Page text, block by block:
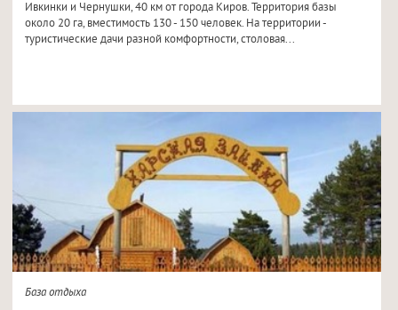
Ивкинки и Чернушки, 40 км от города Киров. Территория базы
около 20 га, вместимость 130 - 150 человек. На территории -
туристические дачи разной комфортности, столовая...
База отдыха